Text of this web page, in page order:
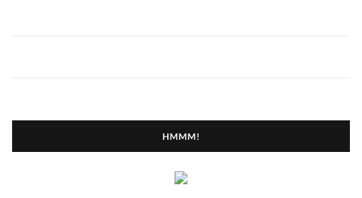
HMMM!